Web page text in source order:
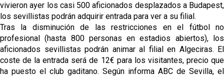
Juanlu de vuelta a Sevilla para cerrar su fichaje a la
Premier
vivieron ayer los casi 500 aficionados desplazados a Budapest,
los sevillistas podrán adquirir entrada para ver a su filial.
Tras la disminución de las restricciones en el fútbol no
profesional (hasta 800 personas en estadios abiertos), los
aficionados sevillistas podrán animar al filial en Algeciras. El
coste de la entrada será de 12€ para los visitantes, precio que
ha puesto el club gaditano. Según informa ABC de Sevilla, el